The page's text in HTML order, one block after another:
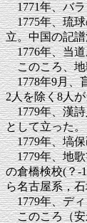
1771年、バラ
1775年、琉球
立。中国の記
1776年、当道
このころ、地
1778年9月、
2人を除く8人
1779年、漢詩
として立った。
1779年、塙保
1779年、地歌
の倉橋検校(？
ら名古屋系，
1779年、ディ
このころ（安